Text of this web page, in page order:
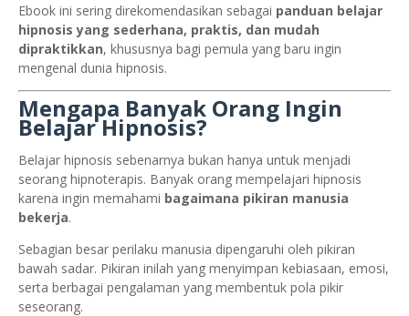
Ebook ini sering direkomendasikan sebagai panduan belajar
hipnosis yang sederhana, praktis, dan mudah
dipraktikkan, khususnya bagi pemula yang baru ingin
mengenal dunia hipnosis.
Mengapa Banyak Orang Ingin
Belajar Hipnosis?
Belajar hipnosis sebenarnya bukan hanya untuk menjadi
seorang hipnoterapis. Banyak orang mempelajari hipnosis
karena ingin memahami bagaimana pikiran manusia
bekerja.
Sebagian besar perilaku manusia dipengaruhi oleh pikiran
bawah sadar. Pikiran inilah yang menyimpan kebiasaan, emosi,
serta berbagai pengalaman yang membentuk pola pikir
seseorang.